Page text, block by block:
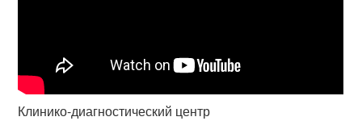
Клинико-диагностический центр